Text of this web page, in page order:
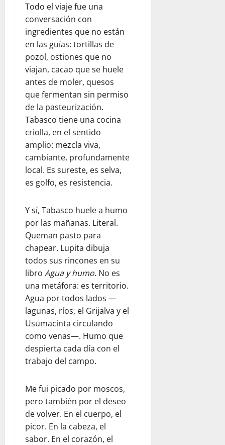
Todo el viaje fue una
conversación con
ingredientes que no están
en las guías: tortillas de
pozol, ostiones que no
viajan, cacao que se huele
antes de moler, quesos
que fermentan sin permiso
de la pasteurización.
Tabasco tiene una cocina
criolla, en el sentido
amplio: mezcla viva,
cambiante, profundamente
local. Es sureste, es selva,
es golfo, es resistencia.
Y sí, Tabasco huele a humo
por las mañanas. Literal.
Queman pasto para
chapear. Lupita dibuja
todos sus rincones en su
libro Agua y humo. No es
una metáfora: es territorio.
Agua por todos lados —
lagunas, ríos, el Grijalva y el
Usumacinta circulando
como venas—. Humo que
despierta cada día con el
trabajo del campo.
Me fui picado por moscos,
pero también por el deseo
de volver. En el cuerpo, el
picor. En la cabeza, el
sabor. En el corazón, el